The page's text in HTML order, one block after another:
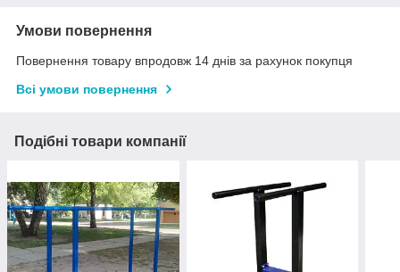
Умови повернення
Повернення товару впродовж 14 днів за рахунок покупця
Всі умови повернення
Подібні товари компанії